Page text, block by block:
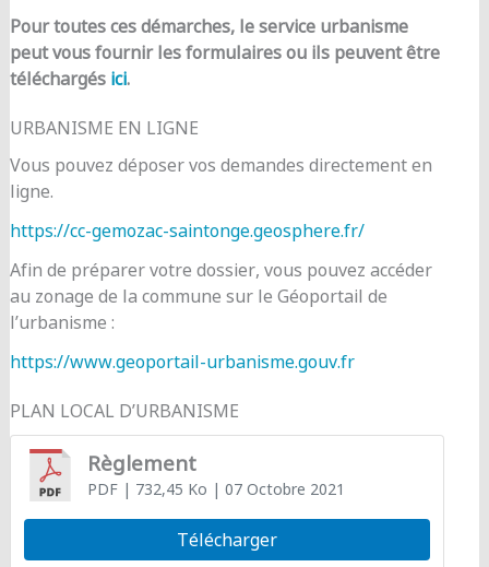
Pour toutes ces démarches, le service urbanisme
peut vous fournir les formulaires ou ils peuvent être
téléchargés ici.
URBANISME EN LIGNE
Vous pouvez déposer vos demandes directement en
ligne.
https://cc-gemozac-saintonge.geosphere.fr/
Afin de préparer votre dossier, vous pouvez accéder
au zonage de la commune sur le Géoportail de
l’urbanisme :
https://www.geoportail-urbanisme.gouv.fr
PLAN LOCAL D’URBANISME
Règlement
PDF| 732,45 Ko | 07 Octobre 2021
Télécharger